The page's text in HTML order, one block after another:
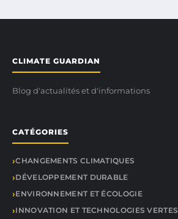
CLIMATE GUARDIAN
Blog d'actualités et d'informations
CATÉGORIES
CHANGEMENTS CLIMATIQUES
DÉVELOPPEMENT DURABLE
ENVIRONNEMENT ET ÉCOLOGIE
INNOVATION ET TECHNOLOGIES VERTES